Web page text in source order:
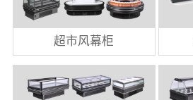
超市风幕柜